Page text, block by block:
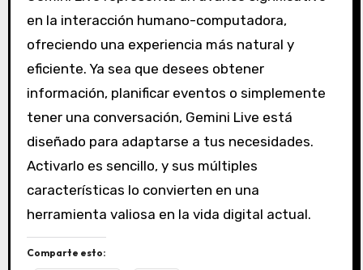
en la interacción humano-computadora,
ofreciendo una experiencia más natural y
eficiente. Ya sea que desees obtener
información, planificar eventos o simplemente
tener una conversación, Gemini Live está
diseñado para adaptarse a tus necesidades.
Activarlo es sencillo, y sus múltiples
características lo convierten en una
herramienta valiosa en la vida digital actual.
Comparte esto: